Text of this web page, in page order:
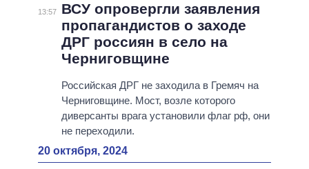
13:57
ВСУ опровергли заявления
пропагандистов о заходе
ДРГ россиян в село на
Черниговщине
Российская ДРГ не заходила в Гремяч на
Черниговщине. Мост, возле которого
диверсанты врага установили флаг рф, они
не переходили.
20 октября, 2024